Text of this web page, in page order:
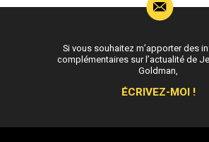
Si vous souhaitez m’apporter des
complémentaires sur l’actualité de
Goldman,
ÉCRIVEZ-MOI !